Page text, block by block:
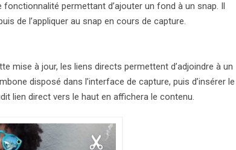
permettant d’ajouter un fond à un snap. Il
de l’appliquer au snap en cours de capture.
mise à jour, les liens directs permettent d’adjoindre à un
disposé dans l’interface de capture, puis d’insérer le
lien direct vers le haut en affichera le contenu.